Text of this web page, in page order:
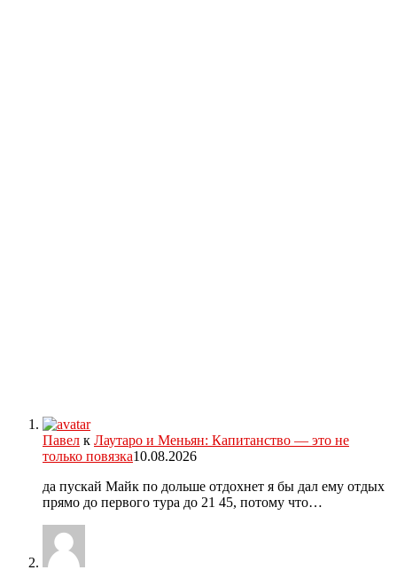
Павел к Лаутаро и Меньян: Капитанство — это не
только повязка10.08.2026
да пускай Майк по дольше отдохнет я бы дал ему отдых
прямо до первого тура до 21 45, потому что…